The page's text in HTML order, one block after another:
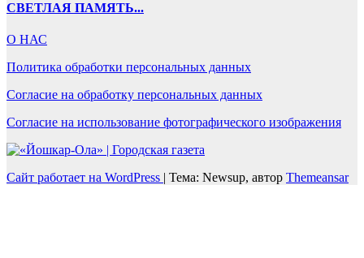
СВЕТЛАЯ ПАМЯТЬ...
О НАС
Политика обработки персональных данных
Согласие на обработку персональных данных
Согласие на использование фотографического изображения
Сайт работает на WordPress | Тема: Newsup, автор Themeansar